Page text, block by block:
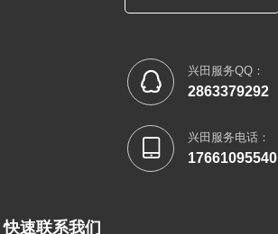
 兴田服务QQ：
2863379292
 兴田服务电话：
17661095540
快速联系我们